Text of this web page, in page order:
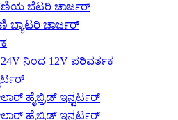
ಬೆಟರಿ ಚಾರ್ಜರ್
ಬ್ಯಾಟರಿ ಚಾರ್ಜರ್
ನಿಂದ 12V ಪರಿವರ್ತಕ
ಹೈಬ್ರಿಡ್ ಇನ್ವರ್ಟರ್
ಹೈಬ್ರಿಡ್ ಇನ್ವರ್ಟರ್